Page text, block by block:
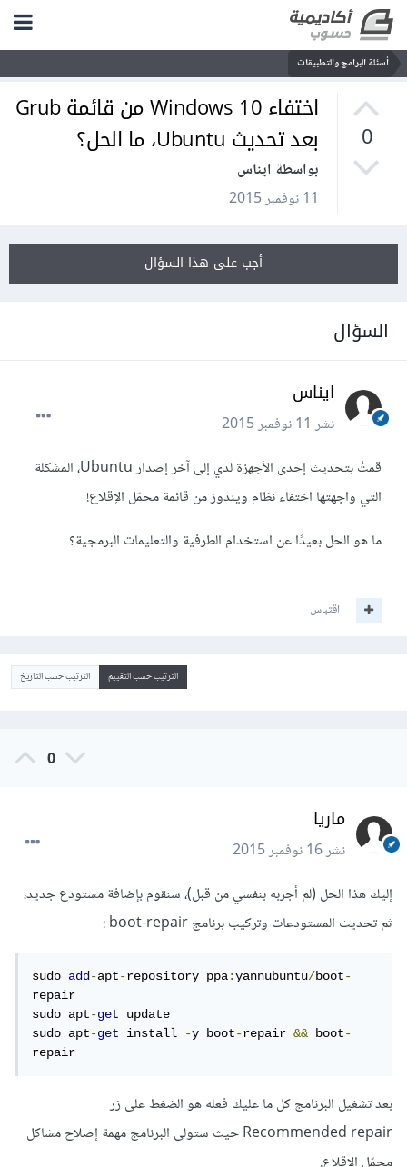
أسئلة البرامج والتطبيقات
0
اختفاء Windows 10 من قائمة Grub
بعد تحديث Ubuntu، ما الحل؟
بواسطة ايناس
11 نوفمبر 2015
أجب على هذا السؤال
السؤال
ايناس
نشر11 نوفمبر 2015
قمتُ بتحديث إحدى الأجهزة لدي إلى آخر إصدار Ubuntu، المشكلة
التي واجهتها اختفاء نظام ويندوز من قائمة محمّل الإقلاع!
ما هو الحل بعيدًا عن استخدام الطرفية والتعليمات البرمجية؟
اقتباس
الترتيب حسب التقييم الترتيب حسب التاريخ
0
ماريا
نشر16 نوفمبر 2015
إليك هذا الحل (لم أجربه بنفسي من قبل)، سنقوم بإضافة مستودع جديد،
ثم تحديث المستودعات وتركيب برنامج boot-repair :
sudo add-apt-repository ppa:yannubuntu/boot-
repair
sudo apt-get
update
sudo apt-get install -y boot-repair && boot-
repair
بعد تشغيل البرنامج كل ما عليك فعله هو الضغط على زر
Recommended repair حيث ستولى البرنامج مهمة إصلاح مشاكل